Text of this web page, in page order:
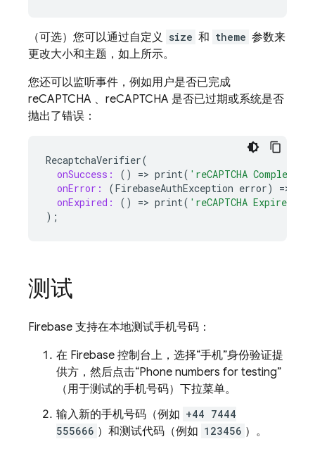
（可选）您可以通过自定义 size 和 theme 参数来
更改大小和主题，如上所示。
您还可以监听事件，例如用户是否已完成
reCAPTCHA 、reCAPTCHA 是否已过期或系统是否
抛出了错误：
RecaptchaVerifier(
onSuccess:
() => print( 'reCAPTCHA
onError:
(FirebaseAuthException error) =>
onExpired:
() => print( 'reCAPTCHA Expired!'
);
测试
Firebase 支持在本地测试手机号码：
在 Firebase 控制台上，选择“手机”身份验证提
供方，然后点击“Phone numbers for testing”
（用于测试的手机号码）下拉菜单。
输入新的手机号码（例如 +44 7444
555666 ）和测试代码（例如 123456 ）。